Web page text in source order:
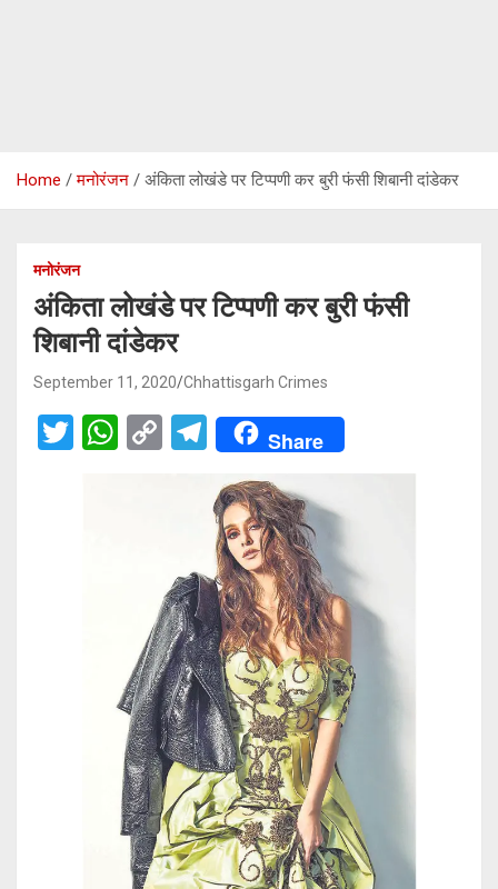
Home मनोरंजन अंकिता लोखंडे पर टिप्पणी कर बुरी फंसी शिबानी दांडेकर
मनोरंजन
अंकिता लोखंडे पर टिप्पणी कर बुरी फंसी
शिबानी दांडेकर
September 11, 2020 Chhattisgarh Crimes
T
W C
n
k
T
e
gr
a
m
Share